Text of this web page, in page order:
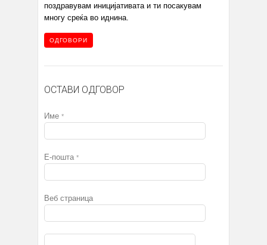
поздравувам иницијативата и ти посакувам
многу среќа во иднина.
ОДГОВОРИ
ОСТАВИ ОДГОВОР
Име *
Е-пошта *
Веб страница